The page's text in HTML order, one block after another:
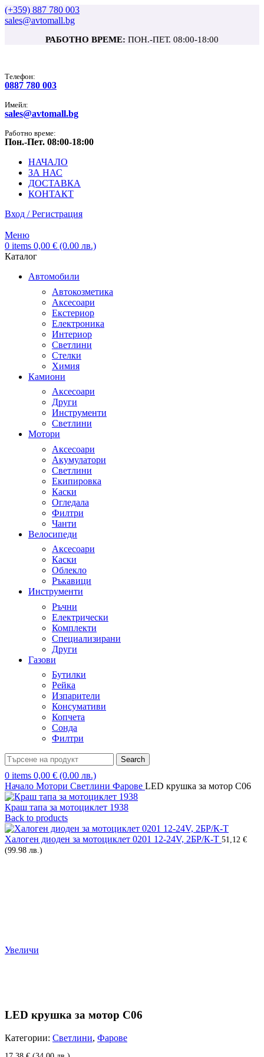
(+359) 887 780 003
sales@avtomall.bg
РАБОТНО ВРЕМЕ: ПОН.-ПЕТ. 08:00-18:00
Tелефон:
0887 780 003
Имейл:
sales@avtomall.bg
Работно време:
Пон.-Пет. 08:00-18:00
НАЧАЛО
ЗА НАС
ДОСТАВКА
КОНТАКТ
Вход / Регистрация
Меню
0 items 0,00 € (0.00 лв.)
Каталог
Автомобили
Автокозметика
Аксесоари
Екстериор
Електроника
Интериор
Светлини
Стелки
Химия
Камиони
Аксесоари
Други
Инструменти
Светлини
Мотори
Аксесоари
Акумулатори
Светлини
Екипировка
Каски
Огледала
Филтри
Чанти
Велосипеди
Аксесоари
Каски
Облекло
Ръкавици
Инструменти
Ръчни
Електрически
Комплекти
Специализирани
Други
Газови
Бутилки
Рейка
Изпарители
Консумативи
Копчета
Сонда
Филтри
Search
0 items 0,00 € (0.00 лв.)
Начало Мотори Светлини Фарове LED крушка за мотор C06
Краш тапа за мотоциклет 1938
Back to products
Халоген диоден за мотоциклет 0201 12-24V, 2БР/К-Т 51,12 €
(99.98 лв.)
Увеличи
LED крушка за мотор C06
Категории: Светлини, Фарове